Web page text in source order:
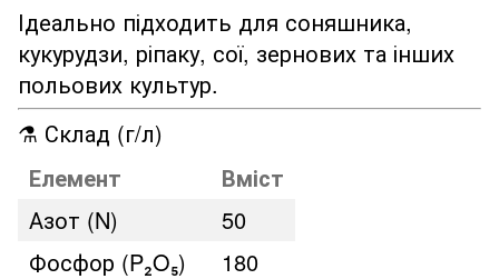
Ідеально підходить для соняшника,
кукурудзи, ріпаку, сої, зернових та інших
польових культур.
⚗️ Склад (г/л)
Елемент
Вміст
Азот (N)
50
Фосфор (P₂O₅)
180